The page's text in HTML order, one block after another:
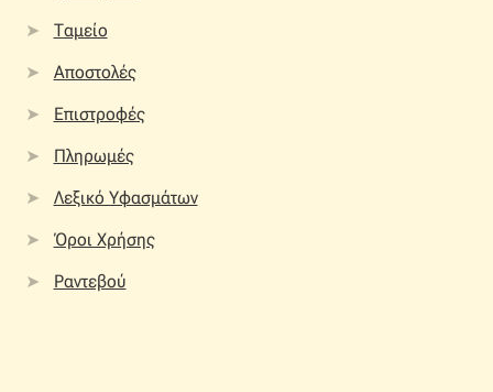
Ταμείο
Αποστολές
Επιστροφές
Πληρωμές
Λεξικό Υφασμάτων
Όροι Χρήσης
Ραντεβού